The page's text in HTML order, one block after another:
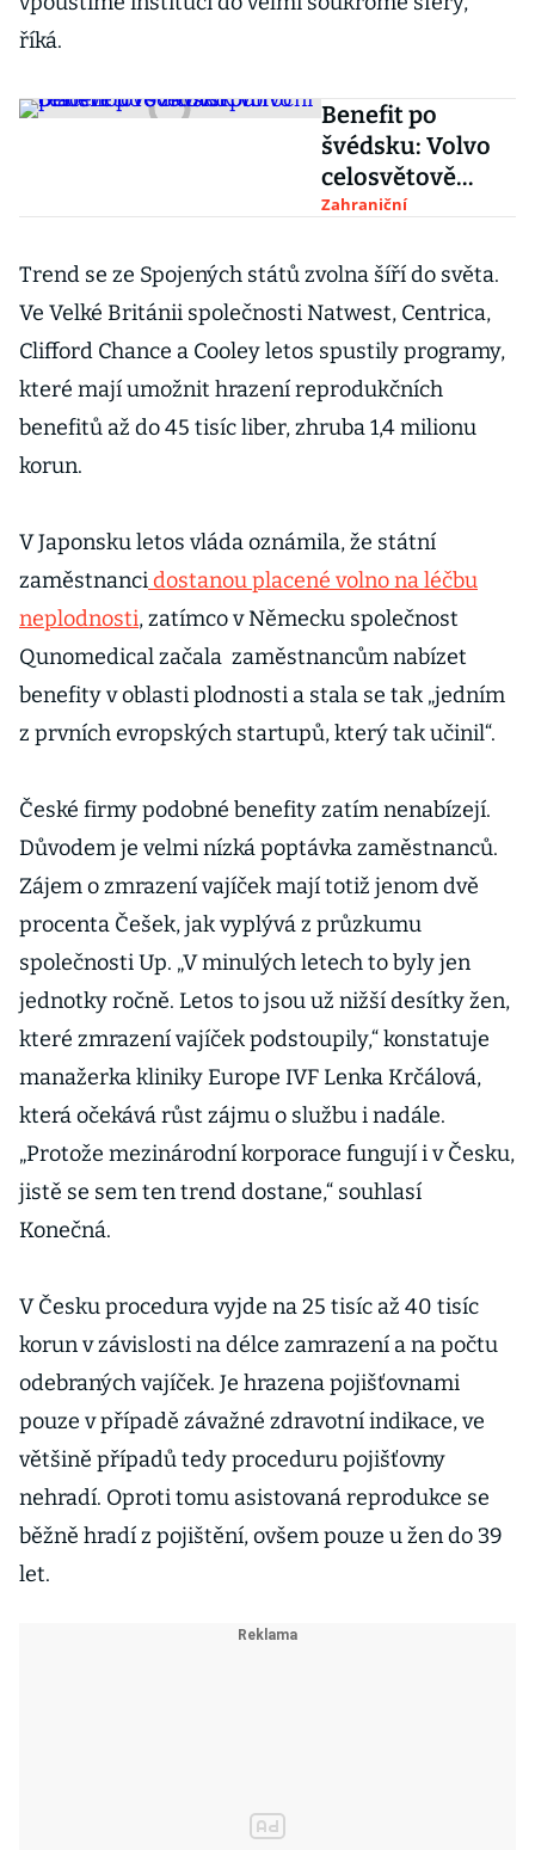
říká.
Benefit po
švédsku: Volvo
celosvětově
zavádí půlroční
rodičovskou
Zahraniční
Trend se ze Spojených států zvolna šíří do světa.
Ve Velké Británii společnosti Natwest, Centrica,
Clifford Chance a Cooley letos spustily programy,
které mají umožnit hrazení reprodukčních
benefitů až do 45 tisíc liber, zhruba 1,4 milionu
korun.
V Japonsku letos vláda oznámila, že státní
zaměstnancidostanou placené volno na léčbu
neplodnosti, zatímco v Německu společnost
Qunomedical začala zaměstnancům nabízet
benefity v oblasti plodnosti a stala se tak „jedním
z prvních evropských startupů, který tak učinil“.
České firmy podobné benefity zatím nenabízejí.
Důvodem je velmi nízká poptávka zaměstnanců.
Zájem o zmrazení vajíček mají totiž jenom dvě
procenta Češek, jak vyplývá z průzkumu
společnosti Up. „V minulých letech to byly jen
jednotky ročně. Letos to jsou už nižší desítky žen,
které zmrazení vajíček podstoupily,“ konstatuje
manažerka kliniky Europe IVF Lenka Krčálová,
která očekává růst zájmu o službu i nadále.
„Protože mezinárodní korporace fungují i v Česku,
jistě se sem ten trend dostane,“ souhlasí
Konečná.
V Česku procedura vyjde na 25 tisíc až 40 tisíc
korun v závislosti na délce zamrazení a na počtu
odebraných vajíček. Je hrazena pojišťovnami
pouze v případě závažné zdravotní indikace, ve
většině případů tedy proceduru pojišťovny
nehradí. Oproti tomu asistovaná reprodukce se
běžně hradí z pojištění, ovšem pouze u žen do 39
let.